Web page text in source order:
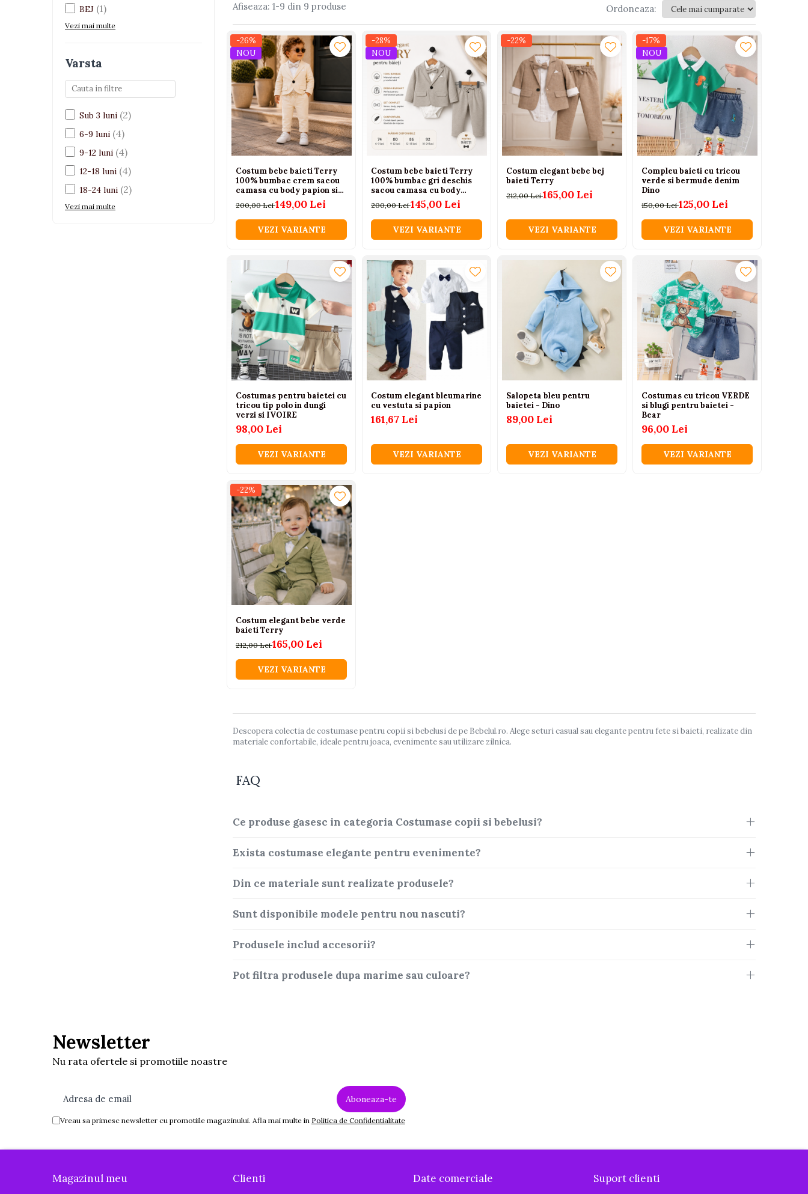
Jocuri sportive
Muzica si instrumente
Saltelute si centre de activitati
Set Avioane si submarine
Accesorii pentru hranire
Seturi de hranire
Suzete si accesorii
BEJ (1)
Vezi mai multe
Varsta
Sub 3 luni (2)
6-9 luni (4)
9-12 luni (4)
12-18 luni (4)
18-24 luni (2)
Vezi mai multe
Afiseaza: 1-9 din 9 produse Ordoneaza:
-26%
NOU
Costum bebe baieti Terry
100% bumbac crem sacou
camasa cu body papion si
pantaloni 6-24 luni
200,00 Lei149,00 Lei
VEZI VARIANTE
-28%
NOU
Costum bebe baieti Terry
100% bumbac gri deschis
sacou camasa cu body
papion si pantaloni 6-24
luni
200,00 Lei145,00 Lei
VEZI VARIANTE
-22%
Costum elegant bebe bej
baieti Terry
212,00 Lei165,00 Lei
VEZI VARIANTE
-17%
NOU
Compleu baieti cu tricou
verde si bermude denim
Dino
150,00 Lei125,00 Lei
VEZI VARIANTE
Costumas pentru baietei cu
tricou tip polo in dungi
verzi si IVOIRE
98,00 Lei
VEZI VARIANTE
Costum elegant bleumarine
cu vestuta si papion
161,67 Lei
VEZI VARIANTE
Salopeta bleu pentru
baietei - Dino
89,00 Lei
VEZI VARIANTE
Costumas cu tricou VERDE
si blugi pentru baietei -
Bear
96,00 Lei
VEZI VARIANTE
-22%
Costum elegant bebe verde
baieti Terry
212,00 Lei165,00 Lei
VEZI VARIANTE
Descopera colectia de costumase pentru copii si bebelusi de pe Bebelul.ro. Alege seturi casual sau elegante pentru fete si baieti, realizate din
materiale confortabile, ideale pentru joaca, evenimente sau utilizare zilnica.
FAQ
Ce produse gasesc in categoria Costumase copii si bebelusi?
Exista costumase elegante pentru evenimente?
Din ce materiale sunt realizate produsele?
Sunt disponibile modele pentru nou nascuti?
Produsele includ accesorii?
Pot filtra produsele dupa marime sau culoare?
Newsletter
Nu rata ofertele si promotiile noastre
Vreau sa primesc newsletter cu promotiile magazinului. Afla mai multe in Politica de Confidentialitate
Magazinul meu Clienti Date comerciale Suport clienti